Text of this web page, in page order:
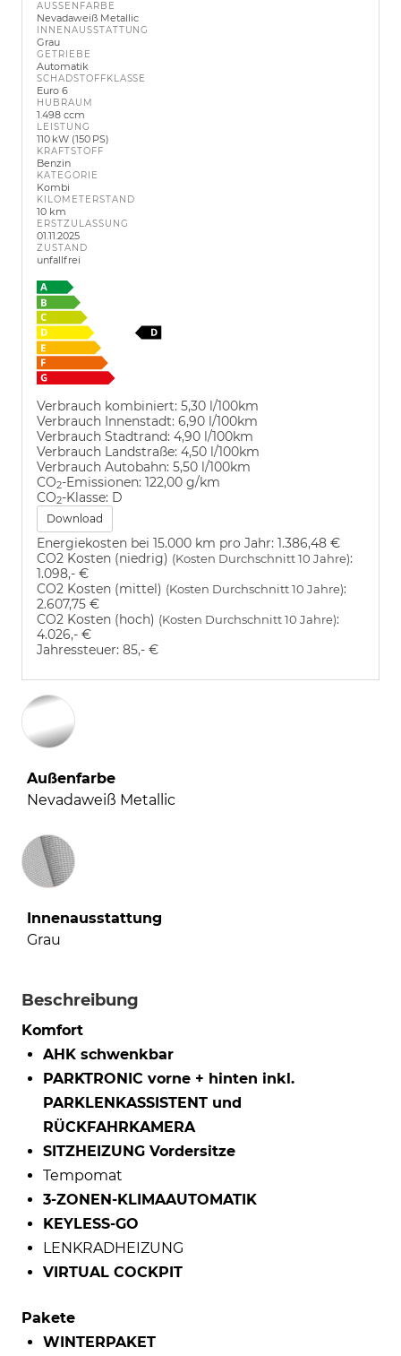
AUSSENFARBE
Nevadaweiß Metallic
INNENAUSSTATTUNG
Grau
GETRIEBE
Automatik
SCHADSTOFFKLASSE
Euro 6
HUBRAUM
1.498 ccm
LEISTUNG
110 kW (150 PS)
KRAFTSTOFF
Benzin
KATEGORIE
Kombi
KILOMETERSTAND
10 km
ERSTZULASSUNG
01.11.2025
ZUSTAND
unfallfrei
Verbrauch kombiniert: 5,30 l/100km
Verbrauch Innenstadt: 6,90 l/100km
Verbrauch Stadtrand: 4,90 l/100km
Verbrauch Landstraße: 4,50 l/100km
Verbrauch Autobahn: 5,50 l/100km
CO2-Emissionen: 122,00 g/km
CO2-Klasse: D
Download
Energiekosten bei 15.000 km pro Jahr: 1.386,48 €
CO2 Kosten (niedrig) (Kosten Durchschnitt 10 Jahre):
1.098,- €
CO2 Kosten (mittel) (Kosten Durchschnitt 10 Jahre):
2.607,75 €
CO2 Kosten (hoch) (Kosten Durchschnitt 10 Jahre):
4.026,- €
Jahressteuer: 85,- €
Außenfarbe
Nevadaweiß Metallic
Innenausstattung
Innenausstattung
Grau
Beschreibung
Komfort
AHK schwenkbar
PARKTRONIC vorne + hinten inkl.
PARKLENKASSISTENT und
RÜCKFAHRKAMERA
SITZHEIZUNG Vordersitze
Tempomat
3-ZONEN-KLIMAAUTOMATIK
KEYLESS-GO
LENKRADHEIZUNG
VIRTUAL COCKPIT
Pakete
WINTERPAKET